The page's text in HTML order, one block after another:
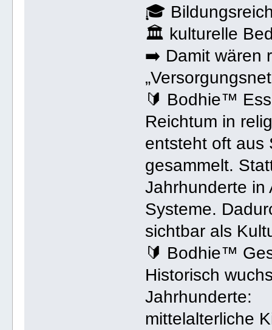
🎓
🏛️ kulturelle
➡️ Damit wären
🔰 Bodhie™
Reichtum in
entsteht oft aus
gesammelt.
Jahrhunderte in
Systeme.
sichtbar als
🔰 Bodhie™
Historisch
Jahrhunderte:
mittelalterliche